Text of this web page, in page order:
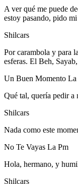
A ver qué me puede
estoy pasando, pido
Shilcars
Por carambola y para
esferas. El Beh,
Un Buen Momento La
Qué tal, quería pedir a
Shilcars
Nada como este
No Te Vayas La Pm
Hola, hermano, y
Shilcars